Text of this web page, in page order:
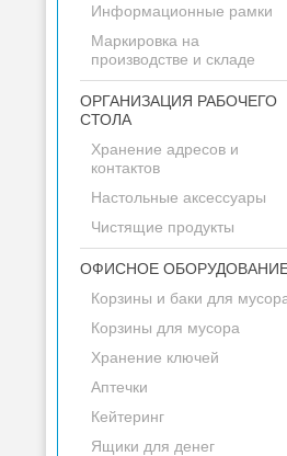
Информационные рамки
Маркировка на
производстве и складе
ОРГАНИЗАЦИЯ РАБОЧЕГО
СТОЛА
Хранение адресов и
контактов
Настольные аксессуары
Чистящие продукты
ОФИСНОЕ
Корзины и баки для
Корзины для мусора
Хранение ключей
Аптечки
Кейтеринг
Ящики для денег